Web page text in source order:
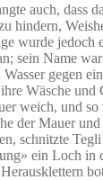
auch, dass
hindern,
wurde jedoch
sein Name
gegen
Wäsche und
weich, und so
der Mauer
schnitzte
ein Loch in